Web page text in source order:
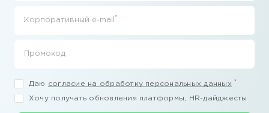
Корпоративный e-mail *
Промокод
Даю согласие на обработку персональных данных *
Хочу получать обновления платформы, HR-дайджесты